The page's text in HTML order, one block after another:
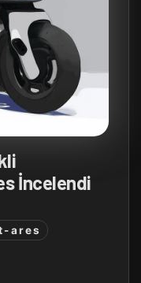
İncelendi
ares